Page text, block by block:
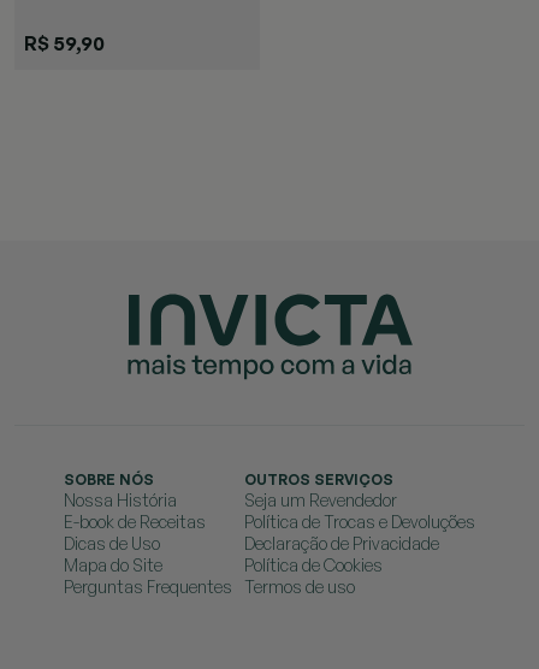
R$ 59,90
SOBRE NÓS
Nossa História
E-book de Receitas
Dicas de Uso
Mapa do Site
Perguntas Frequentes
OUTROS SERVIÇOS
Seja um Revendedor
Política de Trocas e Devoluções
Declaração de Privacidade
Política de Cookies
Termos de uso